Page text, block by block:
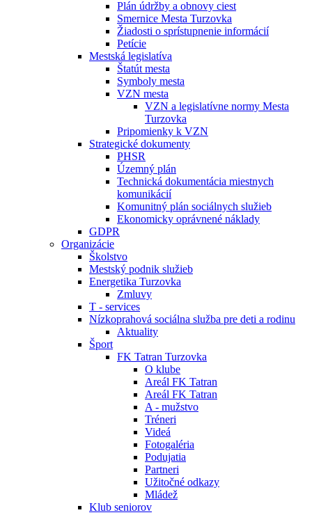
Plán údržby a obnovy ciest
Smernice Mesta Turzovka
Žiadosti o sprístupnenie informácií
Petície
Mestská legislatíva
Štatút mesta
Symboly mesta
VZN mesta
VZN a legislatívne normy Mesta
Turzovka
Pripomienky k VZN
Strategické dokumenty
PHSR
Územný plán
Technická dokumentácia miestnych
komunikácií
Komunitný plán sociálnych služieb
Ekonomicky oprávnené náklady
GDPR
Organizácie
Školstvo
Mestský podnik služieb
Energetika Turzovka
Zmluvy
T - services
Nízkoprahová sociálna služba pre deti a rodinu
Aktuality
Šport
FK Tatran Turzovka
O klube
Areál FK Tatran
Areál FK Tatran
A - mužstvo
Tréneri
Videá
Fotogaléria
Podujatia
Partneri
Užitočné odkazy
Mládež
Klub seniorov